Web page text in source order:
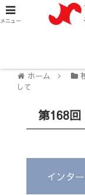
ホーム
して
第168回
インタ
メニュー